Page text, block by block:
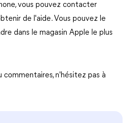
vous pouvez contacter
de l'aide. Vous pouvez le
dans le magasin Apple le plus
commentaires, n'hésitez pas à